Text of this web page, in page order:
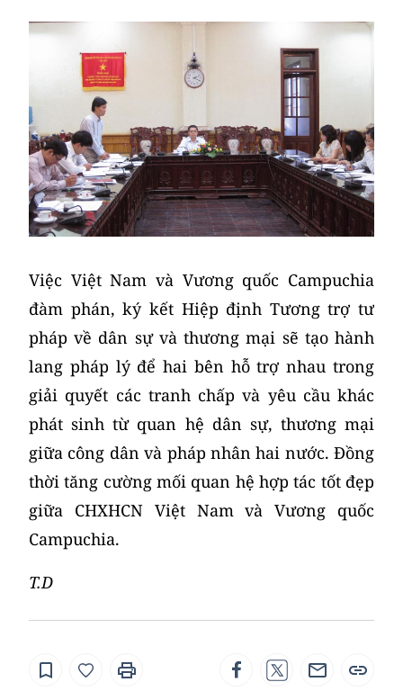
Việc Việt Nam và Vương quốc Campuchia
đàm phán, ký kết Hiệp định Tương trợ tư
pháp về dân sự và thương mại sẽ tạo hành
lang pháp lý để hai bên hỗ trợ nhau trong
giải quyết các tranh chấp và yêu cầu khác
phát sinh từ quan hệ dân sự, thương mại
giữa công dân và pháp nhân hai nước. Đồng
thời tăng cường mối quan hệ hợp tác tốt đẹp
giữa CHXHCN Việt Nam và Vương quốc
Campuchia.
T.D